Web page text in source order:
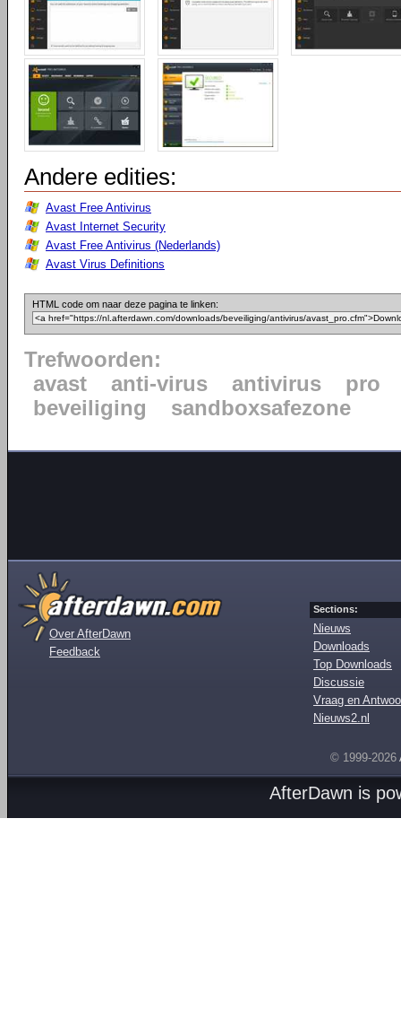
Andere edities:
Avast Free Antivirus
Avast Internet Security
Avast Free Antivirus (Nederlands)
Avast Virus Definitions
HTML code om naar deze pagina te linken:
Trefwoorden:
avast
anti-virus antivirus
pro
beveiliging
sandboxsafezone
Over AfterDawn
Feedback
Sections:
Nieuws
Downloads
Top Downloads
Discussie
Vraag en
Nieuws2.nl
© 1999-2026
AfterDawn is